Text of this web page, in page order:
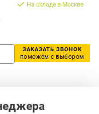
На складе в Москве
ЗАКАЗАТЬ ЗВОНОК
поможем с выбором